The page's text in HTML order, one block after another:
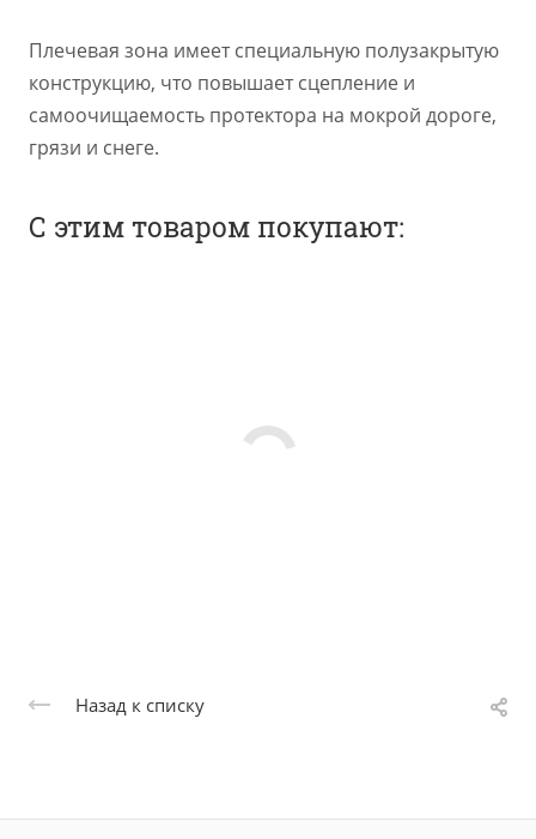
Плечевая зона имеет специальную полузакрытую
конструкцию, что повышает сцепление и
самоочищаемость протектора на мокрой дороге,
грязи и снеге.
С этим товаром покупают:
Назад к списку